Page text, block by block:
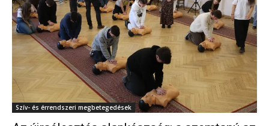
Szív- és érrendszeri megbetegedések